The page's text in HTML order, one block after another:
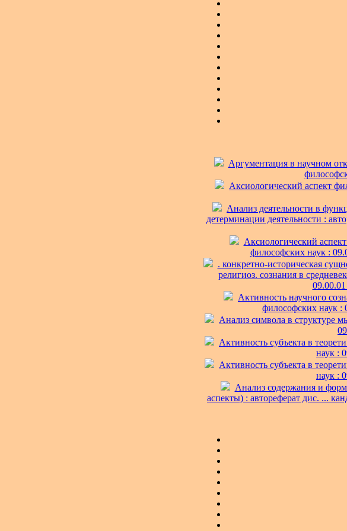
Аргументация в научном
Аксиологический аспект
Анализ деятельности в
детерминации деятельности :
Аксиологический
философских наук :
. конкретно-историческая
религиоз. сознания в
Активность научного
философских наук
Анализ символа в структуре
Активность субъекта в
наук :
Активность субъекта в
наук :
Анализ содержания и
аспекты) : автореферат дис. ...